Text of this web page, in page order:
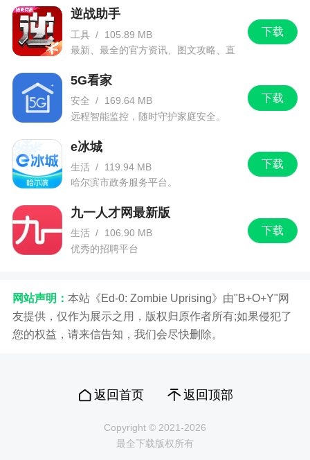
3、每一个在生命里出现的人，都有原因，都有
使命
尬聊和闲聊，根据您的爱好和需求陌友速配
5、也许下一刻你就会消失，不必强求，缘分使
6、线上社交更加的便捷，用户可以将这里当成
是一个树洞
小编评价
1、随喵，在这里减压，在这里听到安慰，听到
交方式，不用担心秘密被朋友知道了
2、用户在这里能够遇见与自己志同道合的人，
还能很好的保护自己的隐私，我们这里不看脸哦，
- 开放恢复喵喵功能；
下载
逆战助手
工具 /
105.89 MB
最新、最全的官方资讯、图文攻略、直
下载
5G看家
安全 /
169.64 MB
远程智能监控，随时守护家庭安全。
下载
e冰城
生活 /
119.94 MB
哈尔滨市政务服务平台。
下载
九一人才网最新版
生活 /
106.90 MB
优秀的招聘平台
网站声明： 本站《Ed-0: Zombie Uprising》由"B+O+Y"网
友提供，仅作为展示之用，版权归原作者所有;如果侵犯了
您的权益，请来信告知，我们会尽快删除。
返回首页 返回顶部
Copyright © 2021-2026
最全下载版权所有